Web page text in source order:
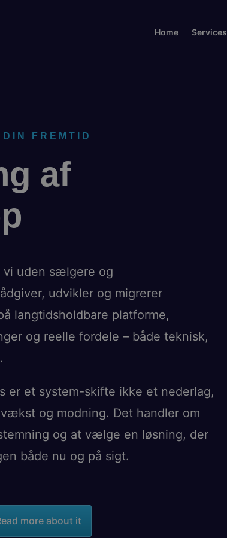
Home Services
FREMTID
af
vi uden sælgere og
udvikler og migrerer
langtidsholdbare platforme,
og reelle fordele – både teknisk,
er et system-skifte ikke et nederlag,
og modning. Det handler om
og at vælge en løsning, der
både nu og på sigt.
more about it